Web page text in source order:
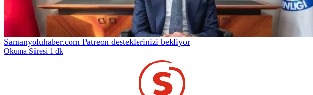
Samanyoluhaber.com Patreon desteklerinizi bekliyor
Okuma Süresi 1 dk